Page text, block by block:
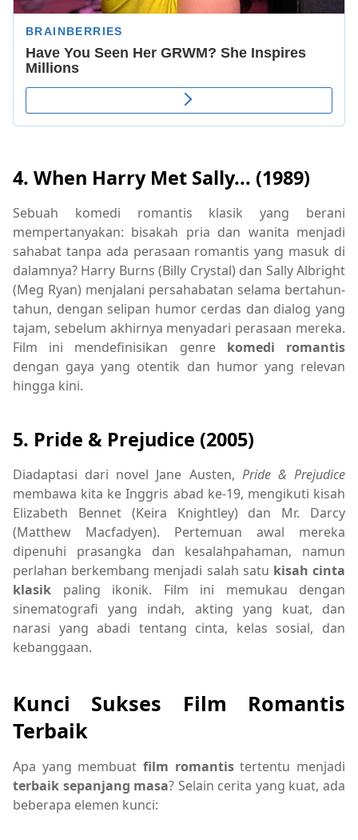
4. When Harry Met Sally... (1989)
Sebuah komedi romantis klasik yang berani
mempertanyakan: bisakah pria dan wanita menjadi
sahabat tanpa ada perasaan romantis yang masuk di
dalamnya? Harry Burns (Billy Crystal) dan Sally Albright
(Meg Ryan) menjalani persahabatan selama bertahun-
tahun, dengan selipan humor cerdas dan dialog yang
tajam, sebelum akhirnya menyadari perasaan mereka.
Film ini mendefinisikan genre komedi romantis
dengan gaya yang otentik dan humor yang relevan
hingga kini.
5. Pride & Prejudice (2005)
Diadaptasi dari novel Jane Austen, Pride & Prejudice
membawa kita ke Inggris abad ke-19, mengikuti kisah
Elizabeth Bennet (Keira Knightley) dan Mr. Darcy
(Matthew Macfadyen). Pertemuan awal mereka
dipenuhi prasangka dan kesalahpahaman, namun
perlahan berkembang menjadi salah satu kisah cinta
klasik paling ikonik. Film ini memukau dengan
sinematografi yang indah, akting yang kuat, dan
narasi yang abadi tentang cinta, kelas sosial, dan
kebanggaan.
Kunci Sukses Film Romantis
Terbaik
Apa yang membuat film romantistertentu menjadi
terbaik sepanjang masa? Selain cerita yang kuat, ada
beberapa elemen kunci: